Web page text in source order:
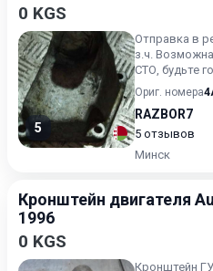
0 KGS
5
Отправка в
з.ч.
СТО, будьте
Ориг. номера
RAZBOR7
5 отзывов
Минск
Кронштейн двигателя
1996
0 KGS
Кронштейн